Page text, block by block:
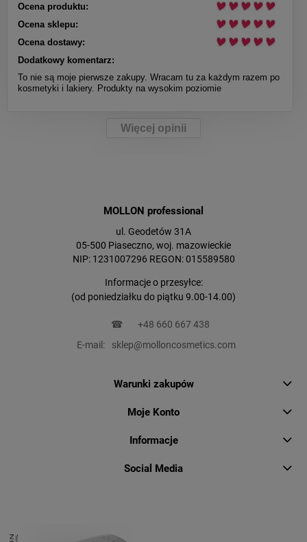
Ocena produktu:
Ocena sklepu:
Ocena dostawy:
Dodatkowy komentarz:
To nie są moje pierwsze zakupy. Wracam tu za każdym razem po
kosmetyki i lakiery. Produkty na wysokim poziomie
Więcej opinii
MOLLON professional
ul. Geodetów 31A
05-500 Piaseczno, woj. mazowieckie
NIP: 1231007296 REGON: 015589580
Informacje o przesyłce:
(od poniedziałku do piątku 9.00-14.00)
☎
+48 660 667 438
E-mail:
sklep@molloncosmetics.com
Warunki zakupów
Moje Konto
Informacje
Social Media